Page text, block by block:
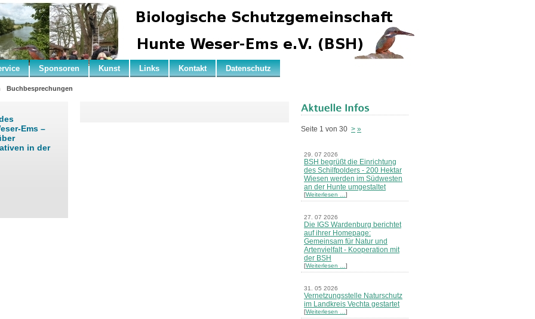
Sponsoren Kunst Links Kontakt Datenschutz
Buchbesprechungen
Ems –
in der
Seite 1 von 30 > »
29. 07 2026
BSH begrüßt die Einrichtung
des Schilfpolders - 200 Hektar
Wiesen werden im Südwesten
an der Hunte umgestaltet
[Weiterlesen … ]
27. 07 2026
Die IGS Wardenburg berichtet
auf ihrer Homepage:
Gemeinsam für Natur und
Artenvielfalt - Kooperation mit
der BSH
[Weiterlesen … ]
31. 05 2026
Vernetzungsstelle Naturschutz
im Landkreis Vechta gestartet
[Weiterlesen … ]